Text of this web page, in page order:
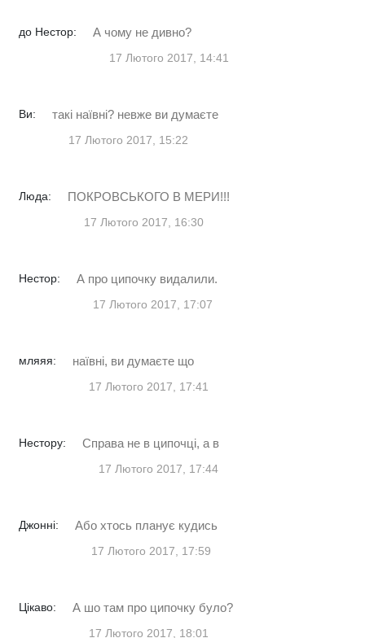
до Нестор: А чому не дивно?
17 Лютого 2017, 14:41
Ви: такі наївні? невже ви думаєте
17 Лютого 2017, 15:22
Люда: ПОКРОВСЬКОГО В МЕРИ!!!
17 Лютого 2017, 16:30
Нестор: А про ципочку видалили.
17 Лютого 2017, 17:07
мляяя: наївні, ви думаєте що
17 Лютого 2017, 17:41
Нестору: Справа не в ципочці, а в
17 Лютого 2017, 17:44
Джонні: Або хтось планує кудись
17 Лютого 2017, 17:59
Цікаво: А шо там про ципочку було?
17 Лютого 2017, 18:01